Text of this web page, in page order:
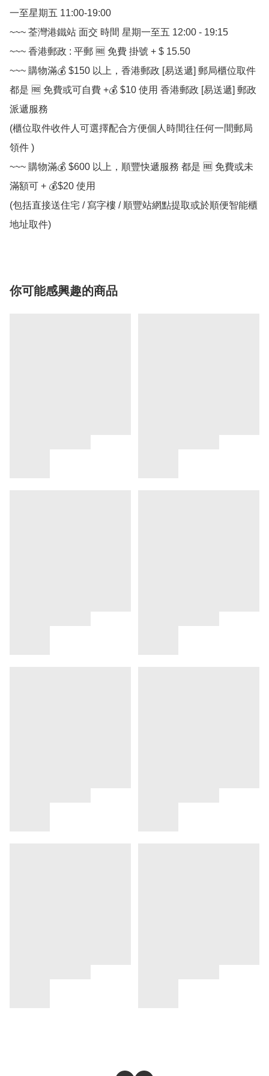
一至星期五 11:00-19:00
~~~ 荃灣港鐵站 面交 時間 星期一至五 12:00 - 19:15
~~~ 香港郵政 : 平郵 🆓 免費 掛號 + $ 15.50
~~~ 購物滿💰 $150 以上，香港郵政 [易送遞] 郵局櫃位取件
都是 🆓 免費或可自費 +💰 $10 使用 香港郵政 [易送遞] 郵政
派遞服務
(櫃位取件收件人可選擇配合方便個人時間往任何一間郵局
領件 )
~~~ 購物滿💰 $600 以上，順豐快遞服務 都是 🆓 免費或未
滿額可 + 💰$20 使用
(包括直接送住宅 / 寫字樓 / 順豐站網點提取或於順便智能櫃
地址取件)
你可能感興趣的商品